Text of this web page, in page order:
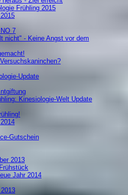
Frühling 2015
7
nicht" - Keine Angst vor dem
Update
Kinesiologie-Welt Update
Gutschein
2013
Jahr 2014